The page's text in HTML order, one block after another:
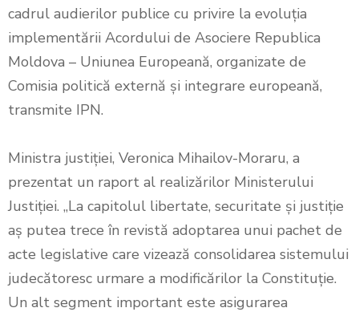
cadrul audierilor publice cu privire la evoluția
implementării Acordului de Asociere Republica
Moldova – Uniunea Europeană, organizate de
Comisia politică externă și integrare europeană,
transmite IPN.
Ministra justiției, Veronica Mihailov-Moraru, a
prezentat un raport al realizărilor Ministerului
Justiției. „La capitolul libertate, securitate și justiție
aș putea trece în revistă adoptarea unui pachet de
acte legislative care vizează consolidarea sistemului
judecătoresc urmare a modificărilor la Constituție.
Un alt segment important este asigurarea